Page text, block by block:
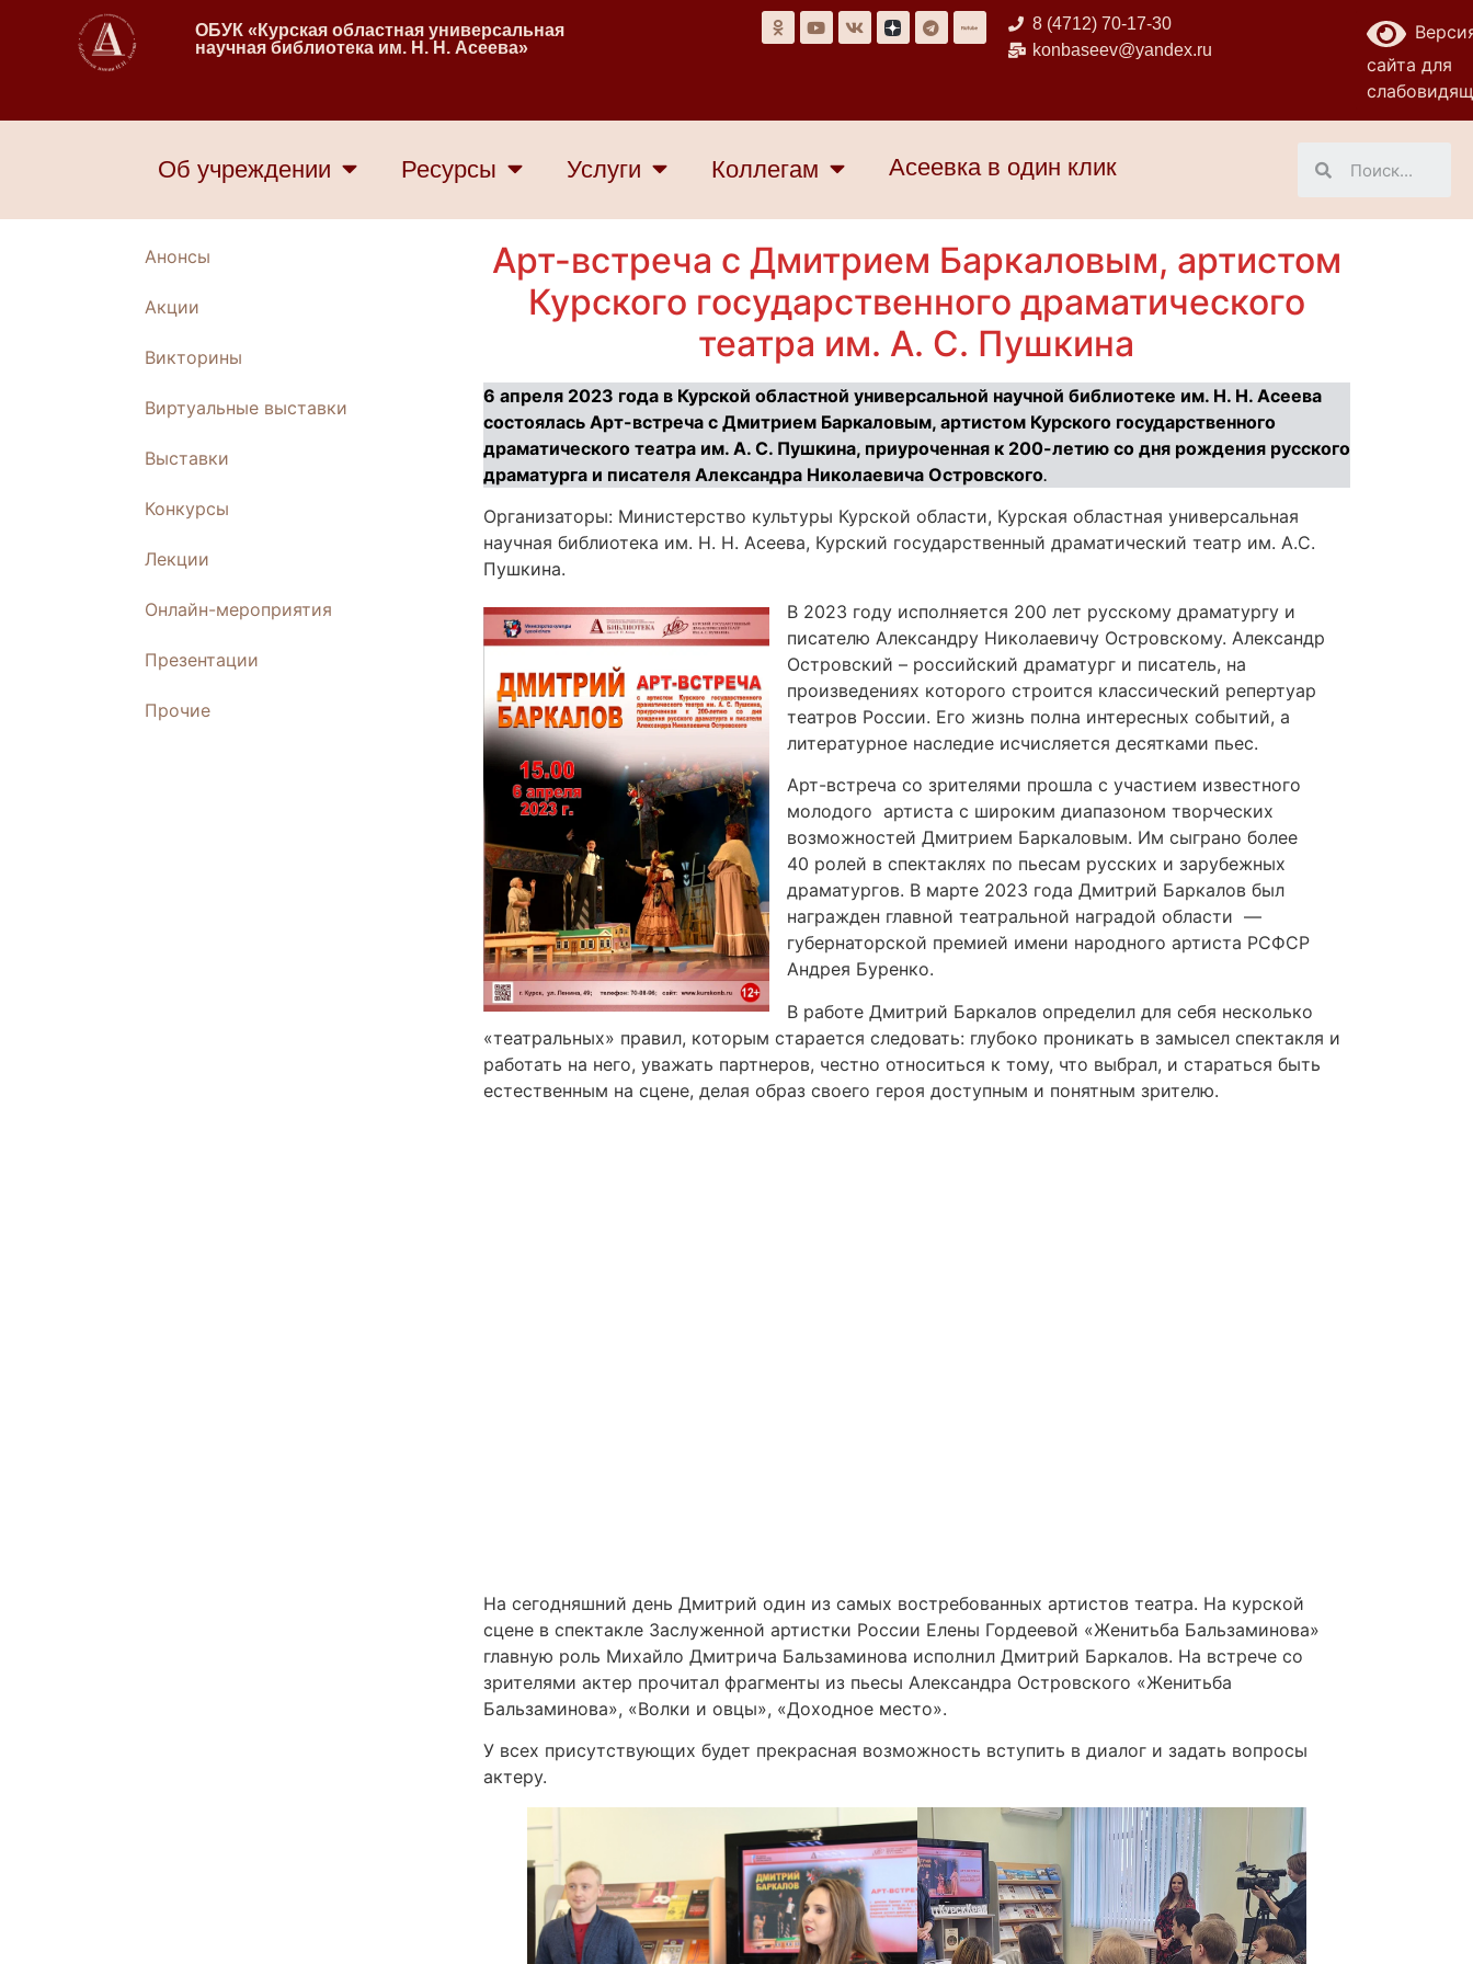
ОБУК «Курская областная универсальная
научная библиотека им. Н. Н. Асеева»
8 (4712) 70-17-30
konbaseev@yandex.ru
сайта для
Об учреждении Ресурсы Услуги Коллегам Асеевка в один клик
Анонсы
Акции
Викторины
Виртуальные выставки
Выставки
Конкурсы
Лекции
Онлайн-мероприятия
Презентации
Прочие
Арт-встреча с Дмитрием Баркаловым, артистом
Курского государственного драматического
театра им. А. С. Пушкина
6 апреля 2023 года в Курской областной универсальной научной библиотеке им. Н. Н. Асеева
состоялась Арт-встреча с Дмитрием Баркаловым, артистом Курского государственного
драматического театра им. А. С. Пушкина, приуроченная к 200-летию со дня рождения русского
драматурга и писателя Александра Николаевича Островского.
Организаторы: Министерство культуры Курской области, Курская областная универсальная
научная библиотека им. Н. Н. Асеева, Курский государственный драматический театр им. А.С.
Пушкина.
В 2023 году исполняется 200 лет русскому драматургу и
писателю Александру Николаевичу Островскому. Александр
Островский – российский драматург и писатель, на
произведениях которого строится классический репертуар
театров России. Его жизнь полна интересных событий, а
литературное наследие исчисляется десятками пьес.
Арт-встреча со зрителями прошла с участием известного
молодого артиста с широким диапазоном творческих
возможностей Дмитрием Баркаловым. Им сыграно более
40 ролей в спектаклях по пьесам русских и зарубежных
драматургов. В марте 2023 года Дмитрий Баркалов был
награжден главной театральной наградой области —
губернаторской премией имени народного артиста РСФСР
Андрея Буренко.
В работе Дмитрий Баркалов определил для себя несколько
«театральных» правил, которым старается следовать: глубоко проникать в замысел спектакля и
работать на него, уважать партнеров, честно относиться к тому, что выбрал, и стараться быть
естественным на сцене, делая образ своего героя доступным и понятным зрителю.
На сегодняшний день Дмитрий один из самых востребованных артистов театра. На курской
сцене в спектакле Заслуженной артистки России Елены Гордеевой «Женитьба Бальзаминова»
главную роль Михайло Дмитрича Бальзаминова исполнил Дмитрий Баркалов. На встрече со
зрителями актер прочитал фрагменты из пьесы Александра Островского «Женитьба
Бальзаминова», «Волки и овцы», «Доходное место».
У всех присутствующих будет прекрасная возможность вступить в диалог и задать вопросы
актеру.